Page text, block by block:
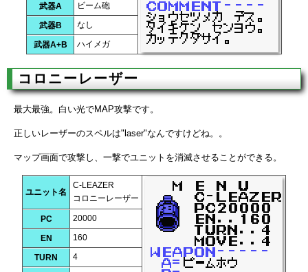
武器A ビーム砲
武器B なし
武器A+B ハイメガ
コロニーレーザー
最大最強。白い光でMAP攻撃です。
正しいレーザーのスペルは"laser"なんですけどね。。
マップ画面で攻撃し、一撃でユニットを消滅させることができる。
ユニット名
C-LEAZER
コロニーレーザー
PC 20000
EN 160
TURN 4